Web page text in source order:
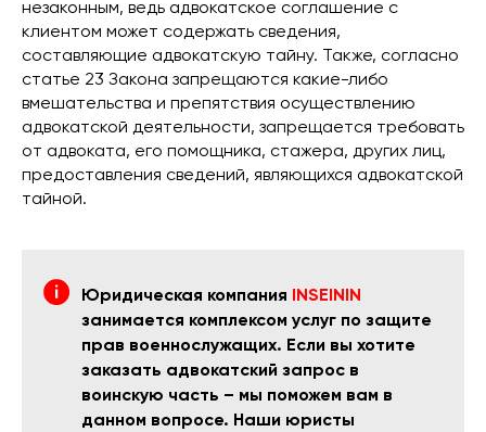
незаконным, ведь адвокатское соглашение с
клиентом может содержать сведения,
составляющие адвокатскую тайну. Также, согласно
статье 23 Закона запрещаются какие-либо
вмешательства и препятствия осуществлению
адвокатской деятельности, запрещается требовать
от адвоката, его помощника, стажера, других лиц,
предоставления сведений, являющихся адвокатской
тайной.
Юридическая компания INSEININ
занимается комплексом услуг по защите
прав военнослужащих. Если вы хотите
заказать адвокатский запрос в
воинскую часть – мы поможем вам в
данном вопросе. Наши юристы